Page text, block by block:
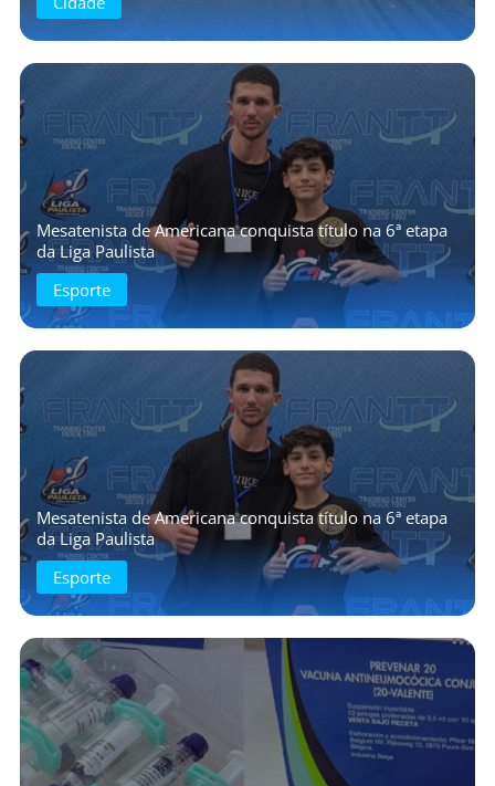
Mesatenista de Americana conquista título na 6ª etapa
da Liga Paulista
Esporte
Mesatenista de Americana conquista título na 6ª etapa
da Liga Paulista
Esporte